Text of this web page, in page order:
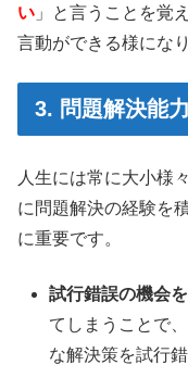
い 」と言うことを覚
言動ができる様にな
3. 問題解決能
人生には常に大小様
に問題解決の経験を
に重要です。
試行錯誤の機会
てしまうことで
な解決策を試行